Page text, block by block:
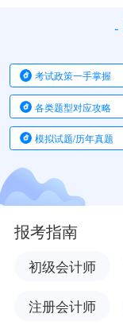
-
考试政策一手掌握
各类题型对应攻略
模拟试题/历年真题
报考指南
初级会计师
注册会计师